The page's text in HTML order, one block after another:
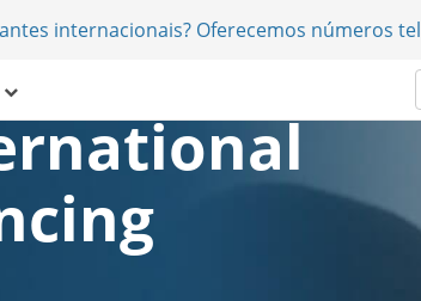
internacionais? Oferecemos números